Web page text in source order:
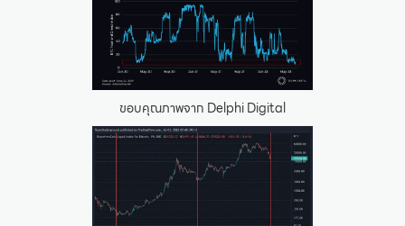
ขอบคุณภาพจาก Delphi Digital